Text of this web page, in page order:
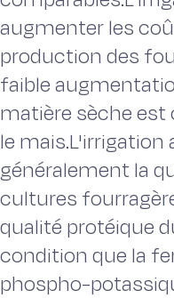
augmenter les
production des
faible
matière sèche est
le mais.L'irrigation
généralement la
cultures
qualité protéique
condition que la
phospho-